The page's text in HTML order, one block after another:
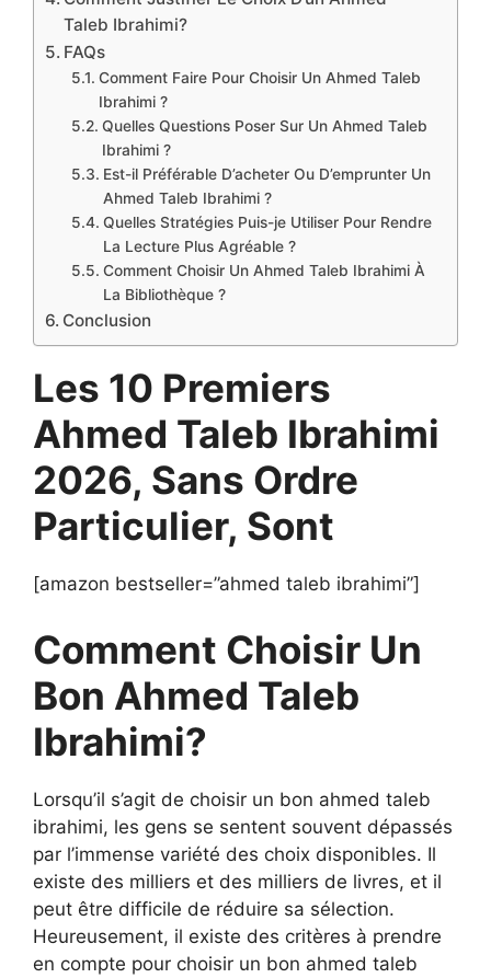
Taleb Ibrahimi?
FAQs
Comment Faire Pour Choisir Un Ahmed Taleb
Ibrahimi ?
Quelles Questions Poser Sur Un Ahmed Taleb
Ibrahimi ?
Est-il Préférable D’acheter Ou D’emprunter Un
Ahmed Taleb Ibrahimi ?
Quelles Stratégies Puis-je Utiliser Pour Rendre
La Lecture Plus Agréable ?
Comment Choisir Un Ahmed Taleb Ibrahimi À
La Bibliothèque ?
Conclusion
Les 10 Premiers
Ahmed Taleb Ibrahimi
2026, Sans Ordre
Particulier, Sont
[amazon bestseller=”ahmed taleb ibrahimi”]
Comment Choisir Un
Bon Ahmed Taleb
Ibrahimi?
Lorsqu’il s’agit de choisir un bon ahmed taleb
ibrahimi, les gens se sentent souvent dépassés
par l’immense variété des choix disponibles. Il
existe des milliers et des milliers de livres, et il
peut être difficile de réduire sa sélection.
Heureusement, il existe des critères à prendre
en compte pour choisir un bon ahmed taleb